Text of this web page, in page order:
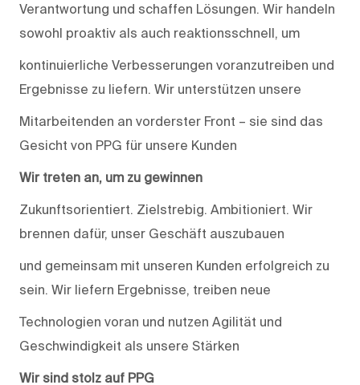
Verantwortung und schaffen Lösungen. Wir handeln
sowohl proaktiv als auch reaktionsschnell, um
kontinuierliche Verbesserungen voranzutreiben und
Ergebnisse zu liefern. Wir unterstützen unsere
Mitarbeitenden an vorderster Front – sie sind das
Gesicht von PPG für unsere Kunden
Wir treten an, um zu gewinnen
Zukunftsorientiert. Zielstrebig. Ambitioniert. Wir
brennen dafür, unser Geschäft auszubauen
und gemeinsam mit unseren Kunden erfolgreich zu
sein. Wir liefern Ergebnisse, treiben neue
Technologien voran und nutzen Agilität und
Geschwindigkeit als unsere Stärken
Wir sind stolz auf PPG